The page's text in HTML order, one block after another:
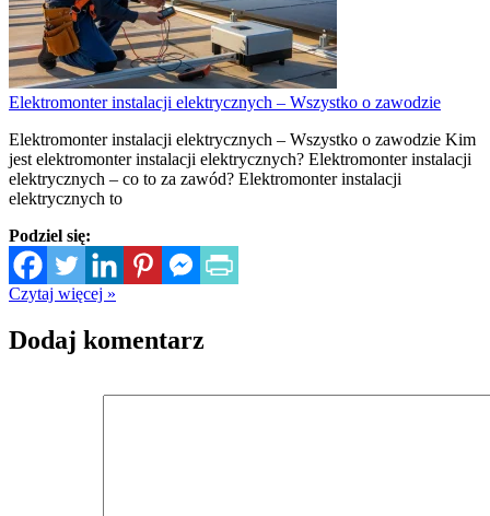
Elektromonter instalacji elektrycznych – Wszystko o zawodzie
Elektromonter instalacji elektrycznych – Wszystko o zawodzie Kim
jest elektromonter instalacji elektrycznych? Elektromonter instalacji
elektrycznych – co to za zawód? Elektromonter instalacji
elektrycznych to
Podziel się:
Czytaj więcej »
Dodaj komentarz